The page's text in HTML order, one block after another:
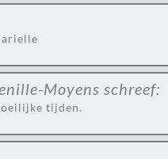
Moyens schreef:
tijden.